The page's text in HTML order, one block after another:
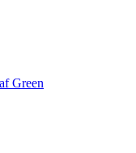
Green